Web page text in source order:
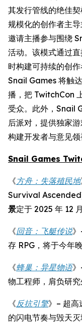
其发行管线的绝佳
规模化的创作者主
邀请主播参与围绕
活动。该模式通过
时构建可持续的创
Snail Games 将触
播，把 TwitchCon
受众。此外，Snail
后派对，提供独家
构建开发者与意见领
Snail Games
《方舟：失落殖民地
Survival
景定于 2025 年 12
《回音：飞艇传说
存 RPG，将于今年
《蜂巢：异星物语
物工程师，肩负研究
《反抗引擎》– 超高
的闪电节奏与毁天灭